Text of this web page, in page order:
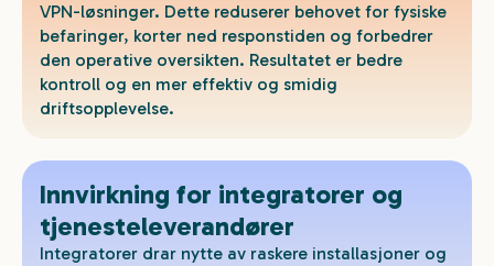
VPN-løsninger. Dette reduserer behovet for fysiske
befaringer, korter ned responstiden og forbedrer
den operative oversikten. Resultatet er bedre
kontroll og en mer effektiv og smidig
driftsopplevelse.
Innvirkning for integratorer og
tjenesteleverandører
Integratorer drar nytte av raskere installasjoner og